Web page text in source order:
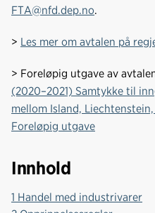
FTA@nfd.dep.no.
> Les mer om avtalen på
> Foreløpig utgave av
(2020–2021) Samtykke til
mellom Island,
Foreløpig utgave
Innhold
1 Handel med industrivarer